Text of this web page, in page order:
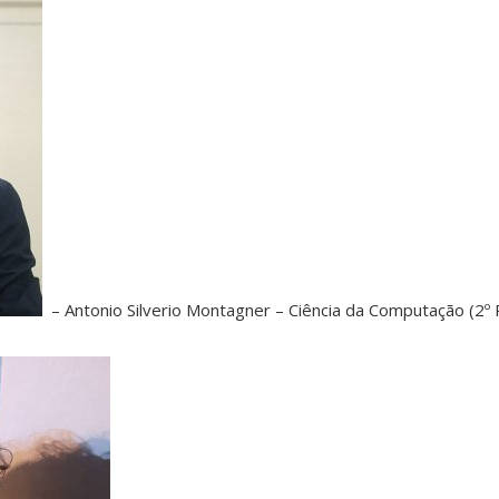
– Antonio Silverio Montagner – Ciência da Computação (2º